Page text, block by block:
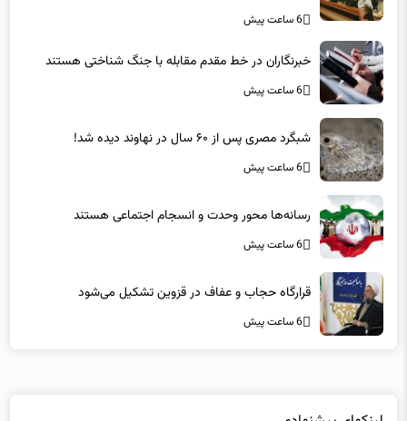
توسعه جزیره هستند
خبرنگاران در خط مقدم مقابله با جنگ شناختی هستند
شبگرد مصری پس از ۶۰ سال در نهاوند دیده شد!
رسانه‌ها محور وحدت و انسجام اجتماعی هستند
قرارگاه حجاب و عفاف در قزوین تشکیل می‌شود